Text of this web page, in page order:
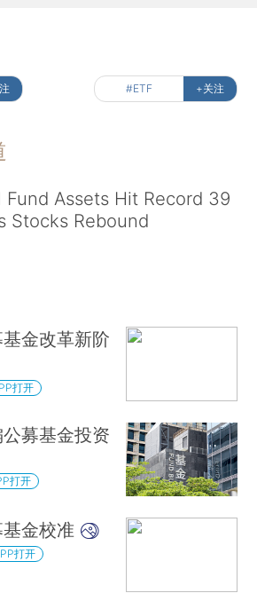
#ETF +关注
Fund Assets Hit Record 39
Stocks Rebound
金改革新阶
打开
募基金投资
打开
金校准
打开